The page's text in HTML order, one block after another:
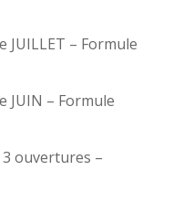
JUILLET – Formule
JUIN – Formule
3 ouvertures –